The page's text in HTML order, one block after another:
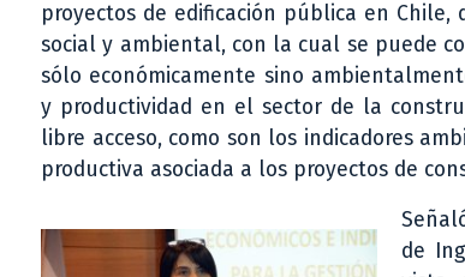
proyectos de edificación pública en
social y ambiental, con la cual se puede
sólo económicamente sino
y productividad en el sector de la
libre acceso, como son los indicadores
productiva asociada a los proyectos de
de